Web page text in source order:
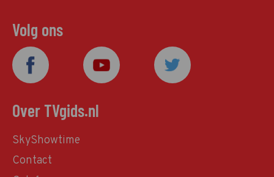
Volg ons
Over TVgids.nl
SkyShowtime
Contact